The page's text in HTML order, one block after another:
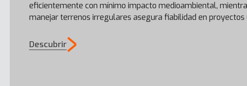
eficientemente con mínimo impacto medioambiental,
manejar terrenos irregulares asegura fiabilidad en proyectos
Descubrir